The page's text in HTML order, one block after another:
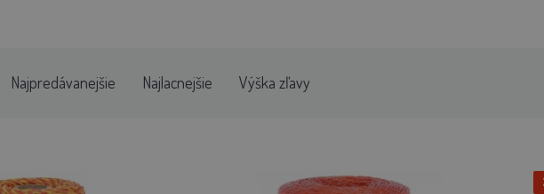
Najpredávanejšie Najlacnejšie Výška zľavy